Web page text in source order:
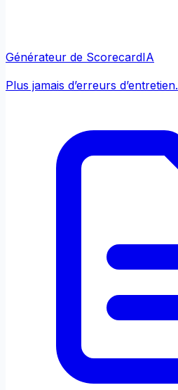
Générateur de ScorecardIA
Plus jamais d’erreurs d’entretien.